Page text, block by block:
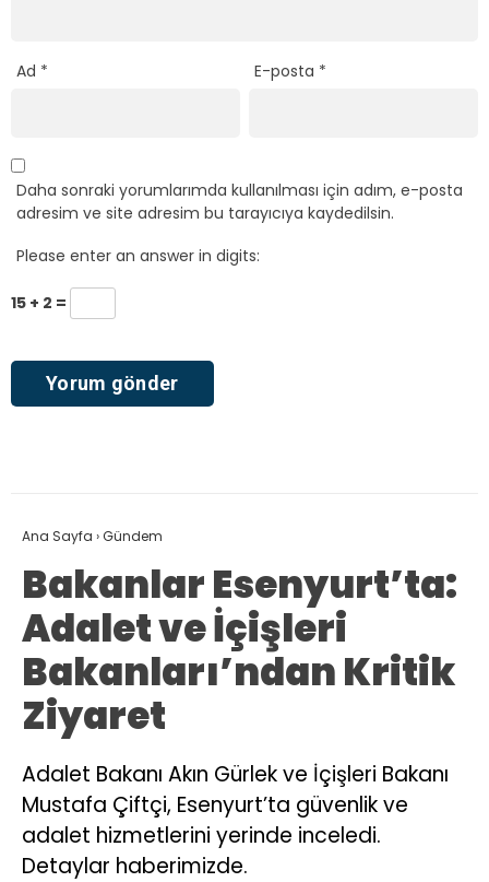
Ad * E-posta *
Daha sonraki yorumlarımda kullanılması için adım, e-posta
adresim ve site adresim bu tarayıcıya kaydedilsin.
Please enter an answer in digits:
15 + 2 =
Ana Sayfa ›Gündem
Bakanlar Esenyurt’ta:
Adalet ve İçişleri
Bakanları’ndan Kritik
Ziyaret
Adalet Bakanı Akın Gürlek ve İçişleri Bakanı
Mustafa Çiftçi, Esenyurt’ta güvenlik ve
adalet hizmetlerini yerinde inceledi.
Detaylar haberimizde.